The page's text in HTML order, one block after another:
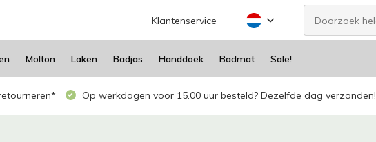
Klantenservice
Molton Laken Badjas Handdoek Badmat Sale!
Op werkdagen voor 15.00 uur besteld? Dezelfde dag verzonden!